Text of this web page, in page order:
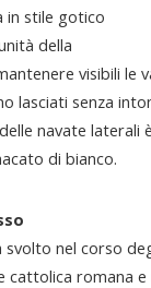
in stile gotico
della
visibili le
lasciati senza
navate laterali
di bianco.
svolto nel corso
cattolica romana